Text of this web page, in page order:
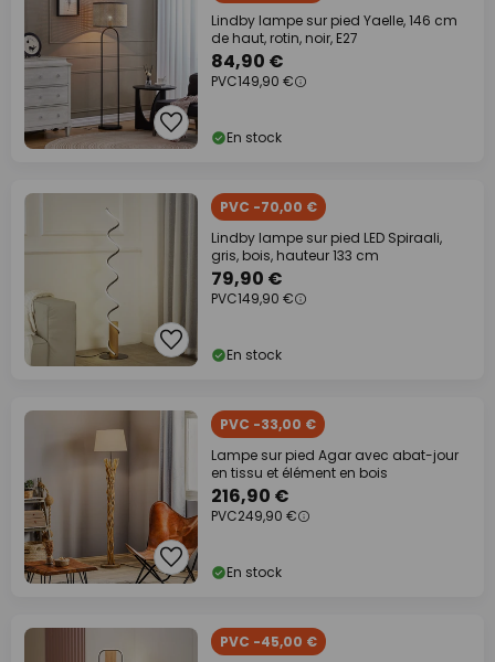
Lindby lampe sur pied Yaelle, 146 cm
de haut, rotin, noir, E27
84,90 €
PVC149,90 €
En stock
PVC -70,00 €
Lindby lampe sur pied LED Spiraali,
gris, bois, hauteur 133 cm
79,90 €
PVC149,90 €
En stock
PVC -33,00 €
Lampe sur pied Agar avec abat-jour
en tissu et élément en bois
216,90 €
PVC249,90 €
En stock
PVC -45,00 €